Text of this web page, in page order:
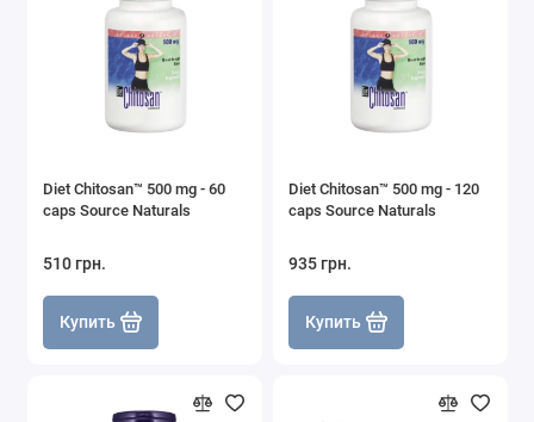
Diet Chitosan™ 500 mg - 60
caps Source Naturals
510 грн.
Купить
Diet Chitosan™ 500 mg - 120
caps Source Naturals
935 грн.
Купить